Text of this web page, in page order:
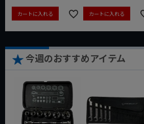
カートに入れる カートに入れる
今週のおすすめアイテム